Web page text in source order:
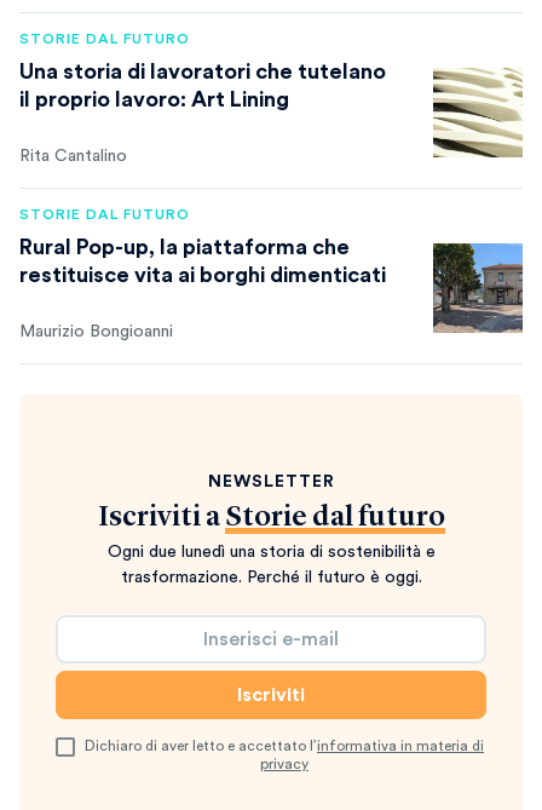
STORIE DAL FUTURO
Una storia di lavoratori che tutelano
il proprio lavoro: Art Lining
Rita Cantalino
STORIE DAL FUTURO
Rural Pop-up, la piattaforma che
restituisce vita ai borghi dimenticati
Maurizio Bongioanni
NEWSLETTER
Iscriviti a Storie dal futuro
Ogni due lunedì una storia di sostenibilità e
trasformazione. Perché il futuro è oggi.
Dichiaro di aver letto e accettato l’informativa in materia di
privacy